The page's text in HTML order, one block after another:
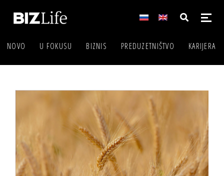
NOVO U FOKUSU BIZNIS PREDUZETNIŠTVO KARIJERA